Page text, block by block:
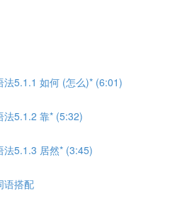
法5.1.1 如何 (怎么)* (6:01)
法5.1.2 靠* (5:32)
法5.1.3 居然* (3:45)
语搭配